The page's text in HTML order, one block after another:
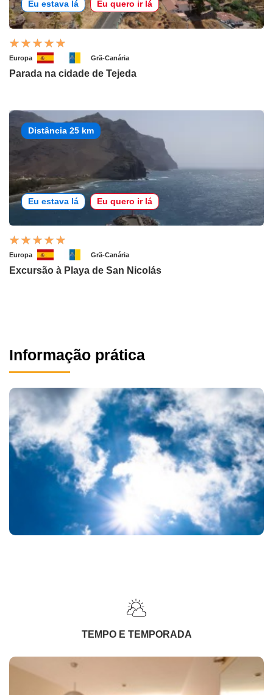
Eu estava lá Eu quero ir lá
Europa Grã-Canária
Parada na cidade de Tejeda
Distância 25 km
Eu estava lá Eu quero ir lá
Europa Grã-Canária
Excursão à Playa de San Nicolás
Informação prática
TEMPO E TEMPORADA